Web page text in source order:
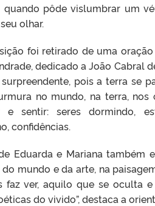
quando pôde vislumbrar um
olhar.
foi retirado de uma oração
dedicado a João Cabral
pois a terra se
no mundo, na terra,
e sentir: seres dormindo,
confidências.
Eduarda e Mariana
mundo e da arte, na
faz ver, aquilo que se oculta
do vivido”, destaca a